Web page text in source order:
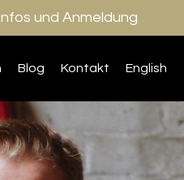
und Anmeldung
Blog Kontakt English